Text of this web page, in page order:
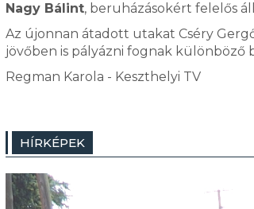
Nagy Bálint, beruházásokért felelős
Az újonnan átadott utakat Cséry
jövőben is pályázni fognak különböző
Regman Karola - Keszthelyi TV
HÍRKÉPEK